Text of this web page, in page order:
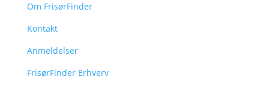
Om FrisørFinder
Kontakt
Anmeldelser
FrisørFinder Erhverv